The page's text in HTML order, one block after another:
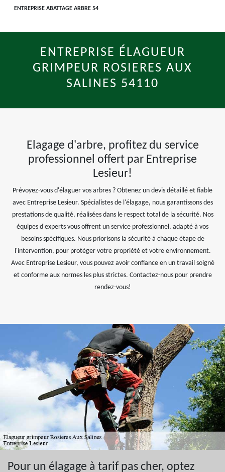
ENTREPRISE ABATTAGE ARBRE 54
ENTREPRISE ÉLAGUEUR
GRIMPEUR ROSIERES AUX
SALINES 54110
Elagage d'arbre, profitez du service
professionnel offert par Entreprise
Lesieur!
Prévoyez-vous d'élaguer vos arbres ? Obtenez un devis détaillé et fiable
avec Entreprise Lesieur. Spécialistes de l'élagage, nous garantissons des
prestations de qualité, réalisées dans le respect total de la sécurité. Nos
équipes d'experts vous offrent un service professionnel, adapté à vos
besoins spécifiques. Nous priorisons la sécurité à chaque étape de
l'intervention, pour protéger votre propriété et votre environnement.
Avec Entreprise Lesieur, vous pouvez avoir confiance en un travail soigné
et conforme aux normes les plus strictes. Contactez-nous pour prendre
rendez-vous!
Pour un élagage à tarif pas cher, optez